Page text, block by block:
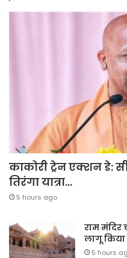
काकोरी ट्रेन एक्शन डे:
तिरंगा यात्रा…
5 hours ago
राम मंदिर
लागू
5 hours